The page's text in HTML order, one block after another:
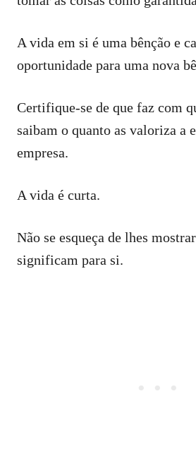
A vida em si é uma bênção e
oportunidade para uma nova
Certifique-se de que faz com
saibam o quanto as valoriza a
empresa.
A vida é curta.
Não se esqueça de lhes
significam para si.